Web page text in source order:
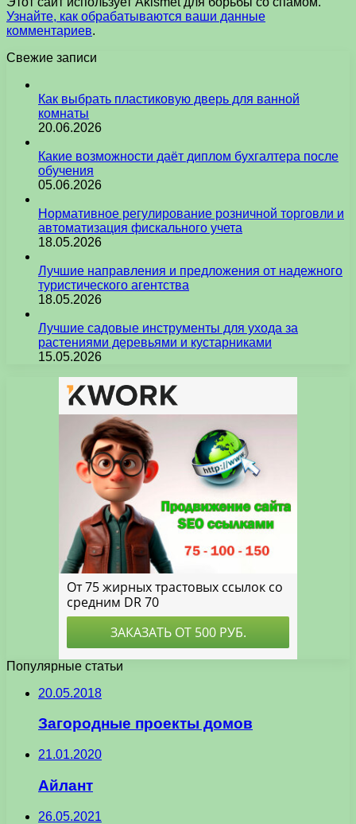
Узнайте, как обрабатываются ваши данные
комментариев.
Свежие записи
Как выбрать пластиковую дверь для ванной
комнаты
20.06.2026
Какие возможности даёт диплом бухгалтера после
обучения
05.06.2026
Нормативное регулирование розничной торговли и
автоматизация фискального учета
18.05.2026
Лучшие направления и предложения от надежного
туристического агентства
18.05.2026
Лучшие садовые инструменты для ухода за
растениями деревьями и кустарниками
15.05.2026
Популярные статьи
20.05.2018
Загородные проекты домов
21.01.2020
Айлант
26.05.2021